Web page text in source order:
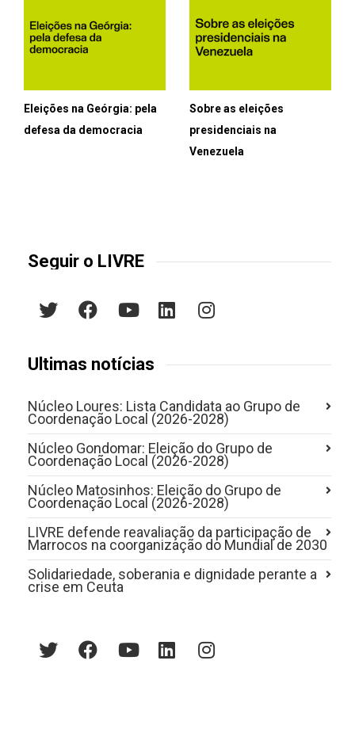
Eleições na Geórgia: pela
defesa da democracia
Sobre as eleições
presidenciais na
Venezuela
Seguir o LIVRE
Últimas notícias
Núcleo Loures: Lista Candidata ao Grupo de
Coordenação Local (2026-2028)
Núcleo Gondomar: Eleição do Grupo de
Coordenação Local (2026-2028)
Núcleo Matosinhos: Eleição do Grupo de
Coordenação Local (2026-2028)
LIVRE defende reavaliação da participação de
Marrocos na coorganização do Mundial de 2030
Solidariedade, soberania e dignidade perante a
crise em Ceuta